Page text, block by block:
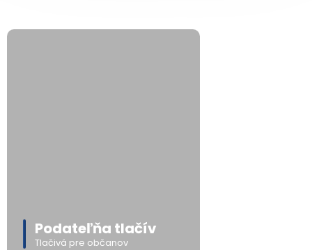
Podateľňa tlačív
Tlačivá pre občanov